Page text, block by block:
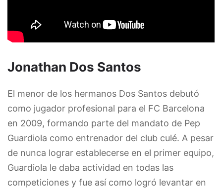
Jonathan Dos Santos
El menor de los hermanos Dos Santos debutó
como jugador profesional para el FC Barcelona
en 2009, formando parte del mandato de Pep
Guardiola como entrenador del club culé. A pesar
de nunca lograr establecerse en el primer equipo,
Guardiola le daba actividad en todas las
competiciones y fue así como logró levantar en